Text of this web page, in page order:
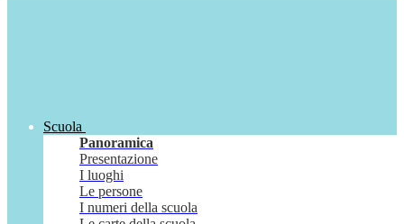
Scuola
Panoramica
Presentazione
I luoghi
Le persone
I numeri della scuola